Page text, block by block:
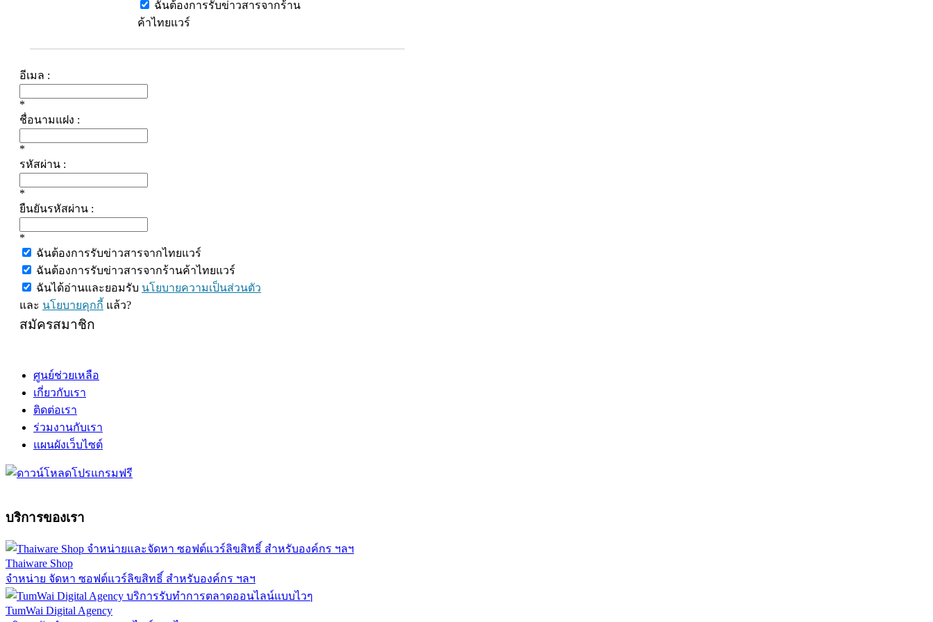
ฉันต้องการรับข่าวสารจากร้าน
ค้าไทยแวร์
อีเมล :
*
ชื่อนามแฝง :
*
รหัสผ่าน :
*
ยืนยันรหัสผ่าน :
*
ฉันต้องการรับข่าวสารจากไทยแวร์
ฉันต้องการรับข่าวสารจากร้านค้าไทยแวร์
ฉันได้อ่านและยอมรับ นโยบายความเป็นส่วนตัว
และ นโยบายคุกกี้ แล้ว?
สมัครสมาชิก
ศูนย์ช่วยเหลือ
เกี่ยวกับเรา
ติดต่อเรา
ร่วมงานกับเรา
แผนผังเว็บไซต์
บริการของเรา
Thaiware Shop
จำหน่าย จัดหา ซอฟต์แวร์ลิขสิทธิ์ สำหรับองค์กร ฯลฯ
TumWai Digital Agency